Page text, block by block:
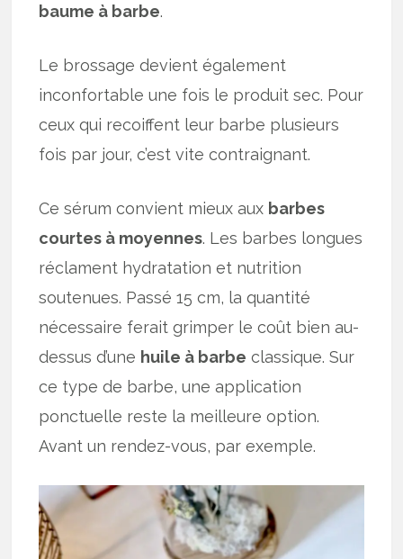
baume à barbe.
Le brossage devient également
inconfortable une fois le produit sec. Pour
ceux qui recoiffent leur barbe plusieurs
fois par jour, c’est vite contraignant.
Ce sérum convient mieux aux barbes
courtes à moyennes. Les barbes longues
réclament hydratation et nutrition
soutenues. Passé 15 cm, la quantité
nécessaire ferait grimper le coût bien au-
dessus d’une huile à barbe classique. Sur
ce type de barbe, une application
ponctuelle reste la meilleure option.
Avant un rendez-vous, par exemple.